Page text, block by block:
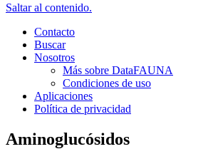
Saltar al contenido.
Contacto
Buscar
Nosotros
Más sobre DataFAUNA
Condiciones de uso
Aplicaciones
Política de privacidad
Aminoglucósidos